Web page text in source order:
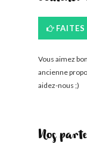
Vous aimez
ancienne
aidez-nous ;)
Nos